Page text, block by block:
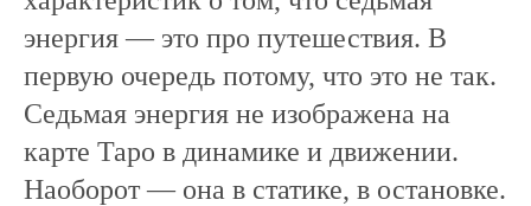
энергия — это про путешествия. В
первую очередь потому, что это не так.
Седьмая энергия не изображена на
карте Таро в динамике и движении.
Наоборот — она в статике, в остановке.